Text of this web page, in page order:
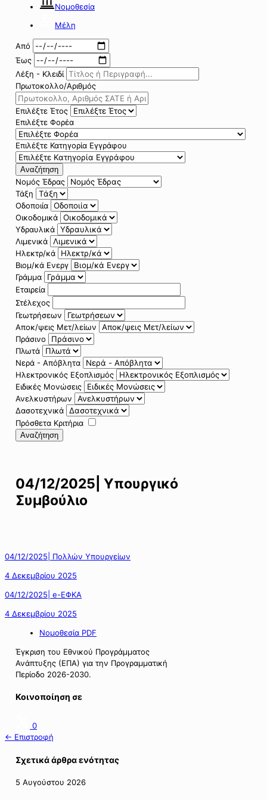
Νομοθεσία
Μέλη
Από
Έως
Λέξη - Κλειδί
Πρωτοκολλο/Αριθμός
Επιλέξτε Έτος
Επιλέξτε Φορέα
Επιλέξτε Κατηγορία Εγγράφου
Αναζήτηση
Νομός Έδρας
Τάξη
Οδοποιία
Οικοδομικά
Υδραυλικά
Λιμενικά
Ηλεκτρ/κά
Βιομ/κά Ενεργ
Γράμμα
Εταιρεία
Στέλεχος
Γεωτρήσεων
Αποκ/ψεις Μετ/λείων
Πράσινο
Πλωτά
Νερά - Απόβλητα
Ηλεκτρονικός Εξοπλισμός
Ειδικές Μονώσεις
Ανελκυστήρων
Δασοτεχνικά
Πρόσθετα Κριτήρια
Αναζήτηση
04/12/2025| Υπουργικό
Συμβούλιο
04/12/2025| Πολλών Υπουργείων
4 Δεκεμβρίου 2025
04/12/2025| e-ΕΦΚΑ
4 Δεκεμβρίου 2025
Νομοθεσία PDF
Έγκριση του Εθνικού Προγράμματος
Ανάπτυξης (ΕΠΑ) για την Προγραμματική
Περίοδο 2026-2030.
Κοινοποίηση σε
0
← Επιστροφή
Σχετικά άρθρα ενότητας
5 Αυγούστου 2026